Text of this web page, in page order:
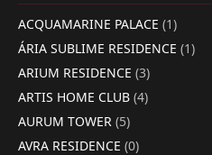
ACQUAMARINE PALACE (1)
ÁRIA SUBLIME RESIDENCE (1)
ARIUM RESIDENCE (3)
ARTIS HOME CLUB (4)
AURUM TOWER (5)
AVRA RESIDENCE (0)